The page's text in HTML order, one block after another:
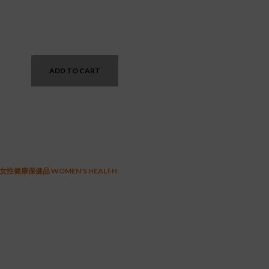
ADD TO CART
女性健康保健品 WOMEN'S HEALTH